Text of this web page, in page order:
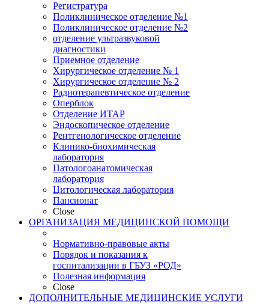
Регистратура
Поликлиническое отделение №1
Поликлиническое отделение №2
отделение ультразвуковой
диагностики
Приемное отделение
Хирургическое отделение № 1
Хирургическое отделение № 2
Радиотерапевтическое отделение
Оперблок
Отделение ИТАР
Эндоскопическое отделение
Рентгенологическое отделение
Клинико-биохимическая
лаборатория
Патологоанатомическая
лаборатория
Цитологическая лаборатория
Пансионат
Close
ОРГАНИЗАЦИЯ МЕДИЦИНСКОЙ ПОМОЩИ
Нормативно-правовые акты
Порядок и показания к
госпитализации в ГБУЗ «РОД»
Полезная информация
Close
ДОПОЛНИТЕЛЬНЫЕ МЕДИЦИНСКИЕ УСЛУГИ